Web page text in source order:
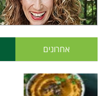
אחרונים